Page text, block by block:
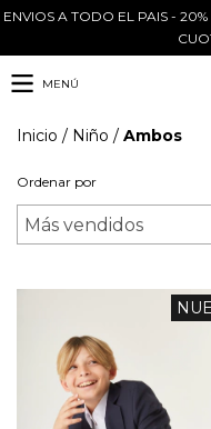
ENVIOS A TODO EL PAIS -
MENÚ
Inicio / Niño / Ambos
Ordenar por